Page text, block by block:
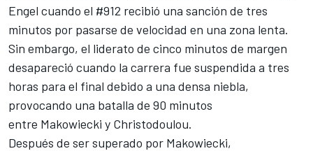
Engel cuando el #912 recibió una sanción de tres
minutos por pasarse de velocidad en una zona lenta.
Sin embargo, el liderato de cinco minutos de margen
desapareció cuando la carrera fue suspendida a tres
horas para el final debido a una densa niebla,
provocando una batalla de 90 minutos
entre Makowiecki y Christodoulou.
Después de ser superado por Makowiecki,